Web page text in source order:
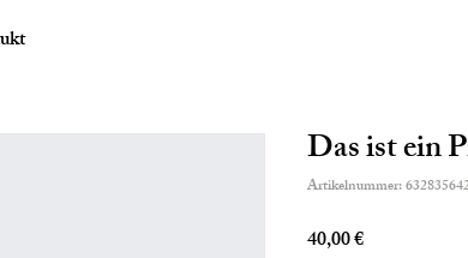
Das ist ein
Artikelnummer:
40,00 €Preis